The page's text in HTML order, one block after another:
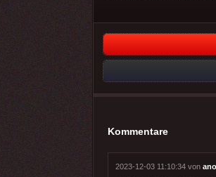
Kommentare
2023-12-03 11:10:34 von